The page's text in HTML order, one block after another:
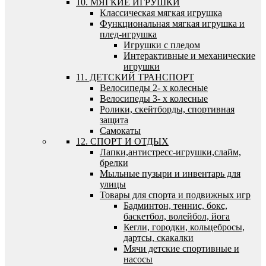
Классическая мягкая игрушка
Функциональная мягкая игрушка и
плед-игрушка
Игрушки с пледом
Интерактивные и механические
игрушки
11. ДЕТСКИЙ ТРАНСПОРТ
Велосипеды 2- х колесные
Велосипеды 3- х колесные
Ролики, скейтборды, спортивная
защита
Самокаты
12. СПОРТ И ОТДЫХ
Лапки,антистресс-игрушки,слайм,
брелки
Мыльные пузыри и инвентарь для
улицы
Товары для спорта и подвижных игр
Бадминтон, теннис, бокс,
баскетбол, волейбол, йога
Кегли, городки, кольцебросы,
дартсы, скакалки
Мячи детские спортивные и
насосы